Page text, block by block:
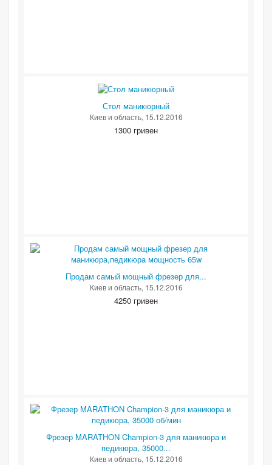
Стол маникюрный
Киев и область, 15.12.2016
1300 гривен
Продам самый мощный фрезер для...
Киев и область, 15.12.2016
4250 гривен
Фрезер MARATHON Champion-3 для маникюра и
педикюра, 35000...
Киев и область, 15.12.2016